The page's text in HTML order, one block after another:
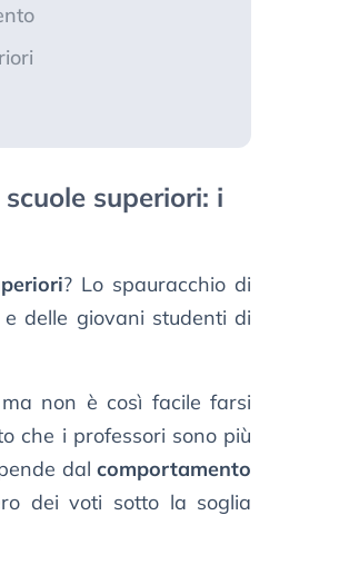
superiori: i
? Lo spauracchio di
delle giovani studenti di
non è così facile farsi
che i professori sono più
dalcomportamento
dei voti sotto la soglia